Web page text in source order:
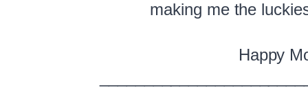
making me the
Happy